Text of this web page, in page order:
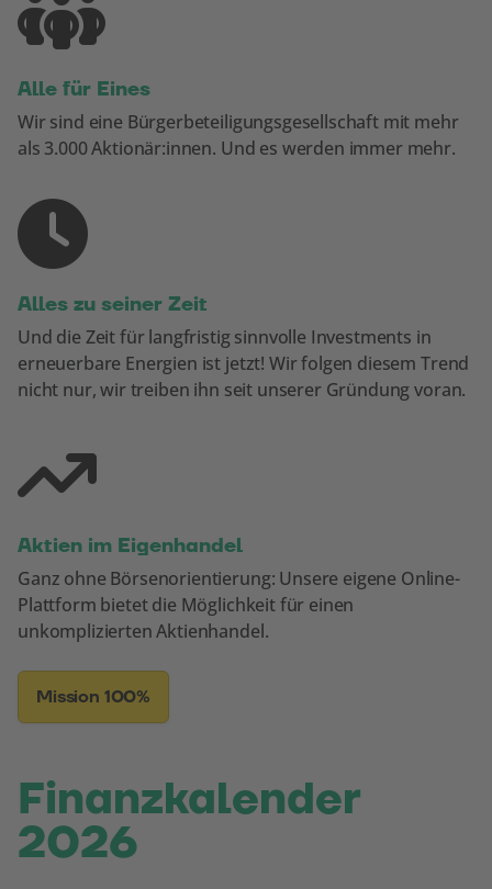
Alle für Eines
Wir sind eine Bürgerbeteiligungs­gesellschaft mit mehr
als 3.000 Aktionär:innen. Und es werden immer mehr.
Alles zu seiner Zeit
Und die Zeit für langfristig sinnvolle Investments in
erneuerbare Energien ist jetzt! Wir folgen diesem Trend
nicht nur, wir treiben ihn seit unserer Gründung voran.
Aktien im Eigenhandel
Ganz ohne Börsenorientierung: Unsere eigene Online-
Plattform bietet die Möglichkeit für einen
unkomplizierten Aktienhandel.
Mission 100%
Finanzkalender
2026